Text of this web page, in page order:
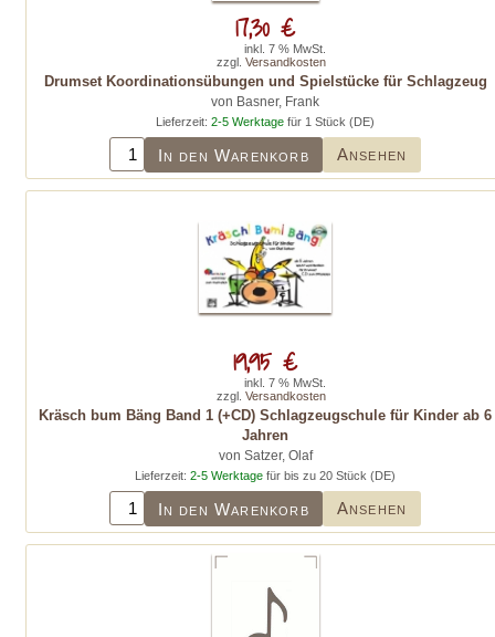
Drumset Koordinationsübungen und Spielstücke für Schlagzeug
von Basner, Frank
Lieferzeit: 2-5 Werktage für 1 Stück (DE)
In den Warenkorb Ansehen
17,30 €
inkl. 7 % MwSt.
zzgl. Versandkosten
Kräsch bum Bäng Band 1 (+CD) Schlagzeugschule für Kinder ab 6
Jahren
von Satzer, Olaf
Lieferzeit: 2-5 Werktage für bis zu 20 Stück (DE)
In den Warenkorb Ansehen
19,95 €
inkl. 7 % MwSt.
zzgl. Versandkosten